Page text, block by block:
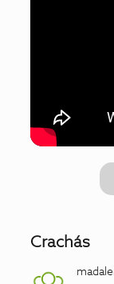
Crachás